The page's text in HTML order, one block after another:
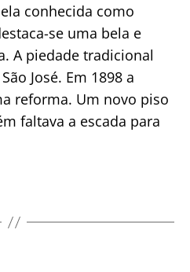
conhecida como
se uma bela e
A piedade tradicional
José. Em 1898 a
reforma. Um novo piso
faltava a escada para